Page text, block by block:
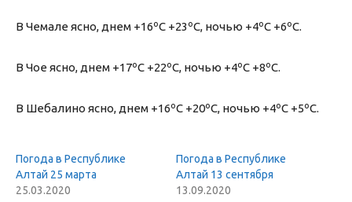
В Чемале ясно, днем +16ºС +23ºС, ночью +4ºС +6ºС.
В Чое ясно, днем +17ºС +22ºС, ночью +4ºС +8ºС.
В Шебалино ясно, днем +16ºС +20ºС, ночью +4ºС +5ºС.
Погода в Республике
Алтай 25 марта
25.03.2020
Погода в Республике
Алтай 13 сентября
13.09.2020